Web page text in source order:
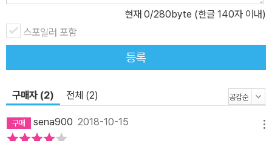
다면 얼마나 신선한 충격을 받을까……” 하는 고민을 하면서, 교인들
이 성경에 좀 더 다가갈 수 있도록 그들이 사용하는 일상의 언어로 '갈
라디아서'를 번역하기 시작했습니다. 1년에 걸쳐 완성된 그 번역을 읽
은 교인들은, 성경이 능히 읽을 수 있고 이해할 수 있으며, 다른 도움
가 거리와 시장과 식탁에서 사용하는 언어, 가족과 친구와 동료들과
사용하는 일상의 언어로 쓰여졌기 때문입니다. 『메시지』는 성경 원문
을 학문적으로 충실히 옮긴 성경입니다. 『메시지』는 평생을 원어로
현재 0/280byte (한글 140자 이내)
스포일러 포함
등록
구매자 (2) 전체 (2)
sena900 2018-10-15